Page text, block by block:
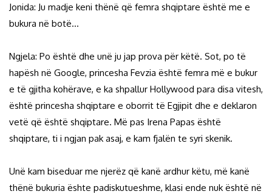
Jonida: Ju madje keni thënë që femra shqiptare është me e
bukura në botë…
Ngjela: Po është dhe unë ju jap prova për këtë. Sot, po të
hapësh në Google, princesha Fevzia është femra më e bukur
e të gjitha kohërave, e ka shpallur Hollywood para disa vitesh,
është princesha shqiptare e oborrit të Egjipit dhe e deklaron
vetë që është shqiptare. Më pas Irena Papas është
shqiptare, ti i ngjan pak asaj, e kam fjalën te syri skenik.
Unë kam biseduar me njerëz që kanë ardhur këtu, më kanë
thënë bukuria ështe padiskutueshme, klasi ende nuk është në